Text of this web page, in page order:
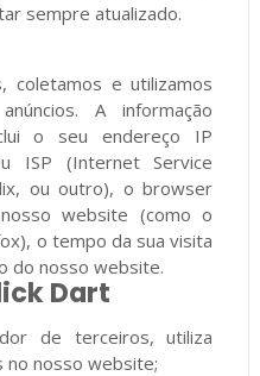
sempre atualizado.
coletamos e utilizamos
A informação
o seu endereço IP
ISP (Internet Service
ou outro), o browser
website (como o
o tempo da sua visita
do nosso website.
Dart
de terceiros, utiliza
no nosso website;